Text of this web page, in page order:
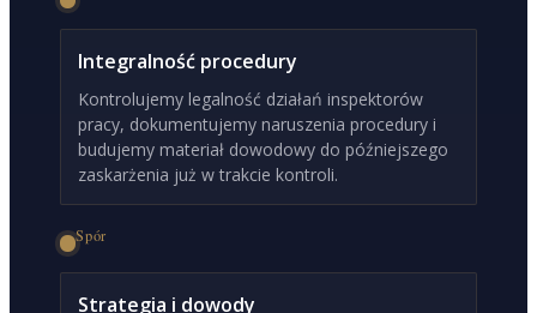
Integralność procedury
Kontrolujemy legalność działań inspektorów
pracy, dokumentujemy naruszenia procedury i
budujemy materiał dowodowy do późniejszego
zaskarżenia już w trakcie kontroli.
Spór
Strategia i dowody